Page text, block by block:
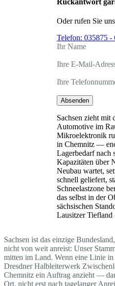
Oder rufen Sie
Telefon: 035875 -
Ihr Name
Ihre E-Mail-
Ihre
Absenden
Sachsen zieht
Automotive im
Mikroelektronik
in Chemnitz —
Lagerbedarf nach
Kapazitäten über
Neubau wartet,
schnell geliefert,
Schneelastzone
das selbst in der
sächsischen
Lausitzer
Sachsen ist das einzige
nicht von weit anreist: Unser
mitten im Land. Wenn eine Linie
Dresdner Halbleiterwerk
Chemnitz ein Auftrag anzieht —
Ort, nicht erst nach tagelanger